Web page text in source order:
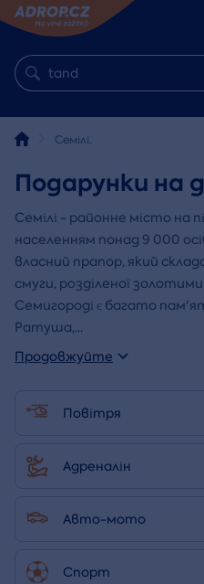
Семілі.
Подарунки на
Семілі - районне місто на
населенням понад 9 000
власний прапор, який
смуги, розділеної
Семигороді є багато
Ратуша,...
Продовжуйте
Повітря
Адреналін
Авто-мото
Спорт